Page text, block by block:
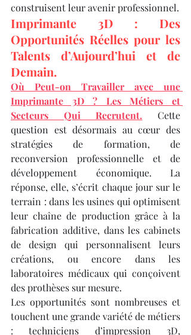
construisent leur avenir professionnel.
Imprimante 3D : Des
Opportunités Réelles pour les
Talents d’Aujourd’hui et de
Demain.
Où Peut-on Travailler avec une
Imprimante 3D ? Les Métiers et
Secteurs Qui Recrutent. Cette
question est désormais au cœur des
stratégies de formation, de
reconversion professionnelle et de
développement économique. La
réponse, elle, s’écrit chaque jour sur le
terrain : dans les usines qui optimisent
leur chaîne de production grâce à la
fabrication additive, dans les cabinets
de design qui personnalisent leurs
créations, ou encore dans les
laboratoires médicaux qui conçoivent
des prothèses sur mesure.
Les opportunités sont nombreuses et
touchent une grande variété de métiers
: techniciens d’impression 3D,